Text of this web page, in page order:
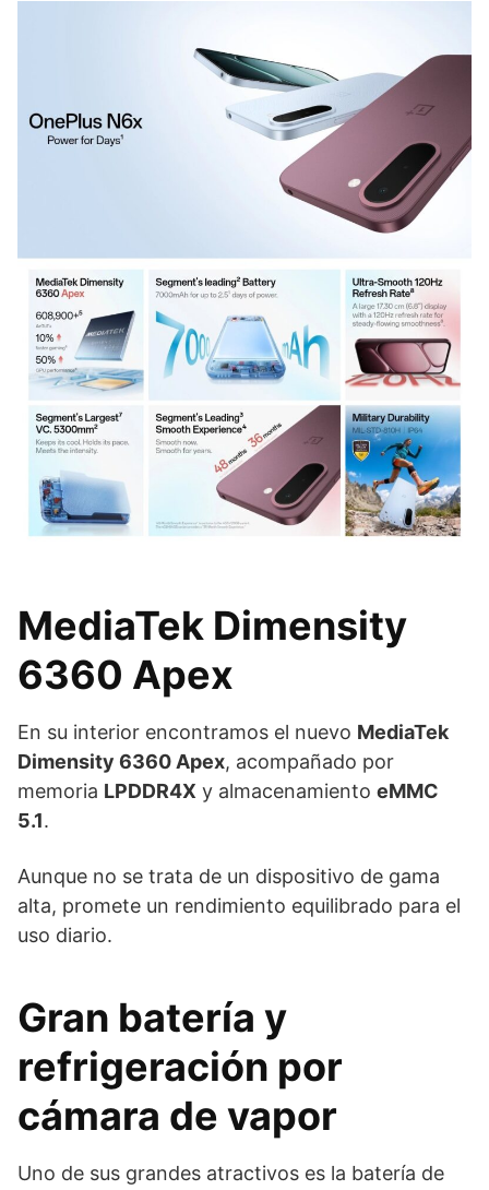
MediaTek Dimensity
6360 Apex
En su interior encontramos el nuevo MediaTek
Dimensity 6360 Apex, acompañado por
memoria LPDDR4X y almacenamiento eMMC
5.1.
Aunque no se trata de un dispositivo de gama
alta, promete un rendimiento equilibrado para el
uso diario.
Gran batería y
refrigeración por
cámara de vapor
Uno de sus grandes atractivos es la batería de